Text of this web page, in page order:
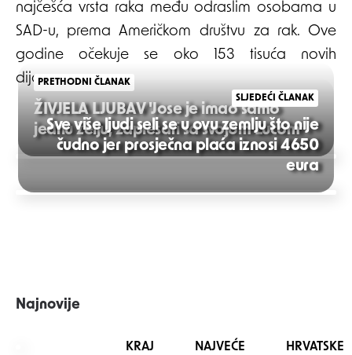
najčešća vrsta raka među odraslim osobama u
SAD-u, prema Američkom društvu za rak. Ove
godine očekuje se oko 153 tisuća novih
dijagnoza.
Post
navigation
PRETHODNI ČLANAK
ŽIVJELA LJUBAV 'Jose je imao samo
jednu želju, zaplesati sa svojom Lucom'
SLJEDEĆI ČLANAK
Sve više ljudi seli se u ovu zemlju što nije
čudno jer prosječna plaća iznosi 4650
eura
Najnovije
KRAJ NAJVEĆE HRVATSKE